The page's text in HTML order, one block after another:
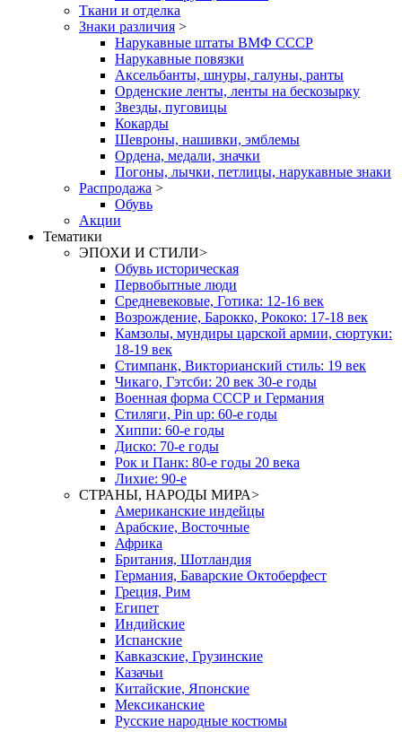
Ткани и отделка
Знаки различия >
Нарукавные штаты ВМФ СССР
Нарукавные повязки
Аксельбанты, шнуры, галуны, ранты
Орденские ленты, ленты на бескозырку
Звезды, пуговицы
Кокарды
Шевроны, нашивки, эмблемы
Ордена, медали, значки
Погоны, лычки, петлицы, нарукавные знаки
Распродажа >
Обувь
Акции
Тематики
ЭПОХИ И СТИЛИ>
Обувь историческая
Первобытные люди
Средневековые, Готика: 12-16 век
Возрождение, Барокко, Рококо: 17-18 век
Камзолы, мундиры царской армии, сюртуки:
18-19 век
Стимпанк, Викторианский стиль: 19 век
Чикаго, Гэтсби: 20 век 30-е годы
Военная форма СССР и Германия
Стиляги, Pin up: 60-е годы
Хиппи: 60-е годы
Диско: 70-е годы
Рок и Панк: 80-е годы 20 века
Лихие: 90-е
СТРАНЫ, НАРОДЫ МИРА>
Американские индейцы
Арабские, Восточные
Африка
Британия, Шотландия
Германия, Баварские Октоберфест
Греция, Рим
Египет
Индийские
Испанские
Кавказские, Грузинские
Казачьи
Китайские, Японские
Мексиканские
Русские народные костюмы